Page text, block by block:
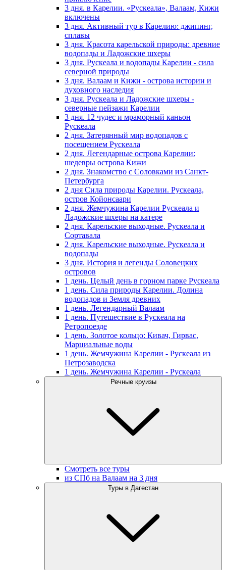
3 дня. в Карелии. «Рускеала», Валаам, Кижи
включены
3 дня. Активный тур в Карелию: джипинг,
сплавы
3 дня. Красота карельской природы: древние
водопады и Ладожские шхеры
3 дня. Рускеала и водопады Карелии - сила
северной природы
3 дня. Валаам и Кижи - острова истории и
духовного наследия
3 дня. Рускеала и Ладожские шхеры -
северные пейзажи Карелии
3 дня. 12 чудес и мраморный каньон
Рускеала
2 дня. Затерянный мир водопадов с
посещением Рускеала
2 дня. Легендарные острова Карелии:
шедевры острова Кижи
2 дня. Знакомство с Соловками из Санкт-
Петербурга
2 дня Сила природы Карелии. Рускеала,
остров Койонсаари
2 дня. Жемчужина Карелии Рускеала и
Ладожские шхеры на катере
2 дня. Карельские выходные. Рускеала и
Сортавала
2 дня. Карельские выходные. Рускеала и
водопады
3 дня. История и легенды Соловецких
островов
1 день. Целый день в горном парке Рускеала
1 день. Сила природы Карелии. Долина
водопадов и Земля древних
1 день. Легендарный Валаам
1 день. Путешествие в Рускеала на
Ретропоезде
1 день. Золотое кольцо: Кивач, Гирвас,
Марциальные воды
1 день. Жемчужина Карелии - Рускеала из
Петрозаводска
1 день. Жемчужина Карелии - Рускеала
Речные круизы
Смотреть все туры
из СПб на Валаам на 3 дня
Туры в Дагестан